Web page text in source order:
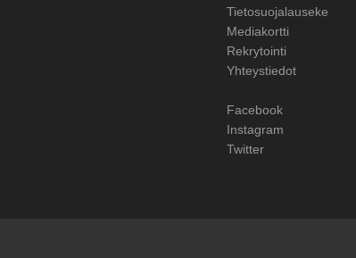
Tietosuojalauseke
Mediakortti
Rekrytointi
Yhteystiedot
Facebook
Instagram
Twitter